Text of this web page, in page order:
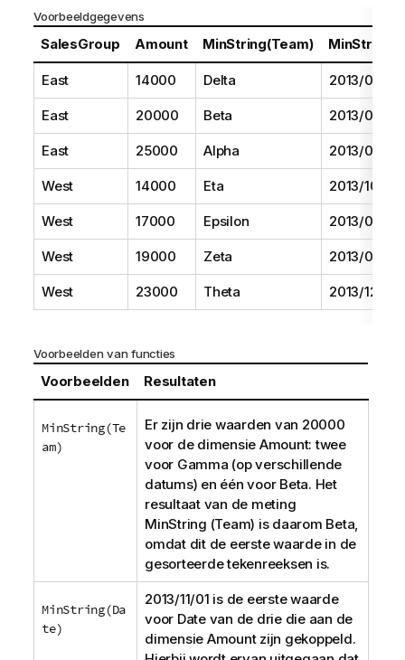
Voorbeeldgegevens
SalesGroup Amount MinString(Team)
East 14000 Delta 2013/08/01
East 20000 Beta 2013/05/01
East 25000 Alpha 2013/07/01
West 14000 Eta 2013/10/01
West 17000 Epsilon 2013/09/01
West 19000 Zeta 2013/06/01
West 23000 Theta 2013/12/01
Voorbeelden van functies
Voorbeelden Resultaten
MinString(Te
am)
Er zijn drie waarden van 20000
voor de dimensie Amount: twee
voor Gamma (op verschillende
datums) en één voor Beta. Het
resultaat van de meting
MinString (Team) is daarom Beta,
omdat dit de eerste waarde in de
gesorteerde tekenreeksen is.
MinString(Da
te)
2013/11/01 is de eerste waarde
voor Datevan de drie die aan de
dimensie Amountzijn gekoppeld.